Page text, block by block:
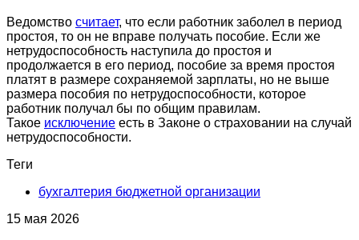
Ведомство считает, что если работник заболел в период
простоя, то он не вправе получать пособие. Если же
нетрудоспособность наступила до простоя и
продолжается в его период, пособие за время простоя
платят в размере сохраняемой зарплаты, но не выше
размера пособия по нетрудоспособности, которое
работник получал бы по общим правилам.
Такое исключение есть в Законе о страховании на случай
нетрудоспособности.
Теги
бухгалтерия бюджетной организации
15 мая 2026